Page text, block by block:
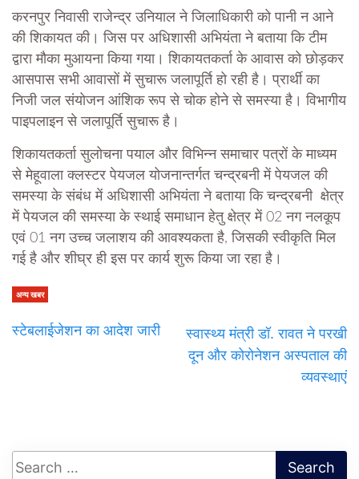
करनपुर निवासी राजेन्द्र उनियाल ने जिलाधिकारी को पानी न आने
की शिकायत की। जिस पर अधिशासी अभियंता ने बताया कि टीम
द्वारा मौका मुआयना किया गया। शिकायतकर्ता के आवास को छोड़कर
आसपास सभी आवासों में सुचारू जलापूर्ति हो रही है। प्रार्थी का
निजी जल संयोजन आंशिक रूप से चोक होने से समस्या है। विभागीय
पाइपलाइन से जलापूर्ति सुचारू है।
शिकायतकर्ता सुलोचना पयाल और विभिन्न समाचार पत्रों के माध्यम
से मेहूवाला क्लस्टर पेयजल योजनान्तर्गत चन्द्रबनी में पेयजल की
समस्या के संबंध में अधिशासी अभियंता ने बताया कि चन्द्रबनी क्षेत्र
में पेयजल की समस्या के स्थाई समाधान हेतु क्षेत्र में 02 नग नलकूप
एवं 01 नग उच्च जलाशय की आवश्यकता है, जिसकी स्वीकृति मिल
गई है और शीघ्र ही इस पर कार्य शुरू किया जा रहा है।
अन्य खबर
स्टेबलाईजेशन का आदेश जारी
स्वास्थ्य मंत्री डॉ. रावत ने परखी
दून और कोरोनेशन अस्पताल की
व्यवस्थाएं